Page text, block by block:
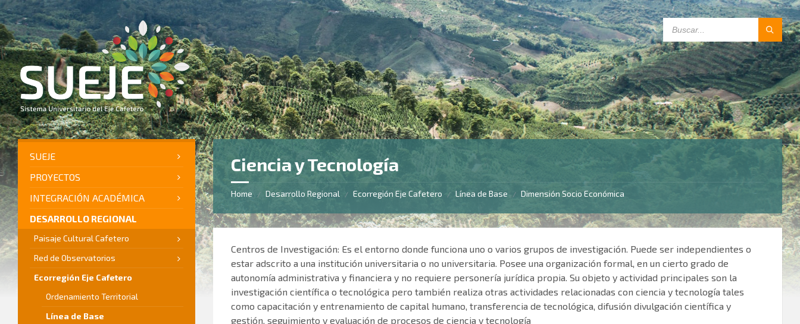
Skip
to
content
Skip
to
left
sidebar
Skip
to
footer
SEARCH:
Ciencia y Tecnología
Home / Desarrollo Regional / Ecorregión Eje Cafetero / Línea de Base / Dimensión Socio Económica
Centros de Investigación: Es el entorno donde funciona uno o varios grupos de investigación. Puede ser independientes o
estar adscrito a una institución universitaria o no universitaria. Posee una organización formal, en un cierto grado de
autonomía administrativa y financiera y no requiere personería jurídica propia. Su objeto y actividad principales son la
investigación científica o tecnológica pero también realiza otras actividades relacionadas con ciencia y tecnología tales
como capacitación y entrenamiento de capital humano, transferencia de tecnológica, difusión divulgación científica y
gestión, seguimiento y evaluación de procesos de ciencia y tecnología
SUEJE
PROYECTOS
INTEGRACIÓN ACADÉMICA
DESARROLLO REGIONAL
Paisaje Cultural Cafetero
Red de Observatorios
Ecorregión Eje Cafetero
Ordenamiento Territorial
Línea de Base